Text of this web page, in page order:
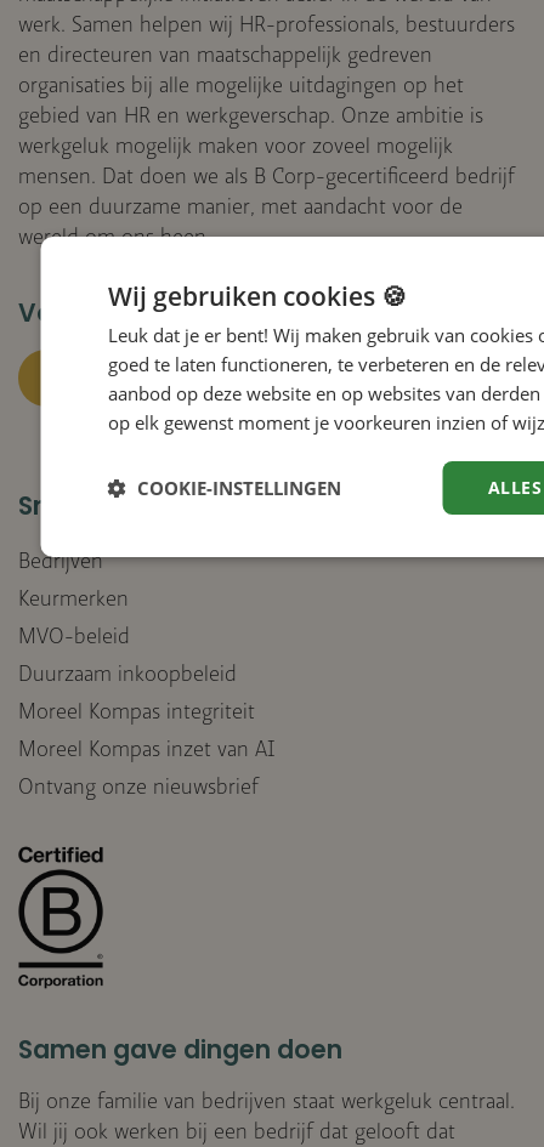
werk. Samen helpen wij HR-professionals, bestuurders
en directeuren van maatschappelijk gedreven
organisaties bij alle mogelijke uitdagingen op het
gebied van HR en werkgeverschap. Onze ambitie is
werkgeluk mogelijk maken voor zoveel mogelijk
mensen. Dat doen we als B Corp-gecertificeerd bedrijf
op een duurzame manier, met aandacht voor de
wereld om ons heen.
Volg ons
InstagramLinkedInYouTube
Snel naar
Bedrijven
Keurmerken
MVO-beleid
Duurzaam inkoopbeleid
Moreel Kompas integriteit
Moreel Kompas inzet van AI
Ontvang onze nieuwsbrief
Samen gave dingen doen
Bij onze familie van bedrijven staat werkgeluk centraal.
Wil jij ook werken bij een bedrijf dat gelooft dat
Wij gebruiken cookies 🍪
Leuk dat je er bent! Wij maken gebruik van cookies
goed te laten functioneren, te verbeteren en de
aanbod op deze website en op websites van derden
op elk gewenst moment je voorkeuren inzien of
COOKIE-INSTELLINGEN